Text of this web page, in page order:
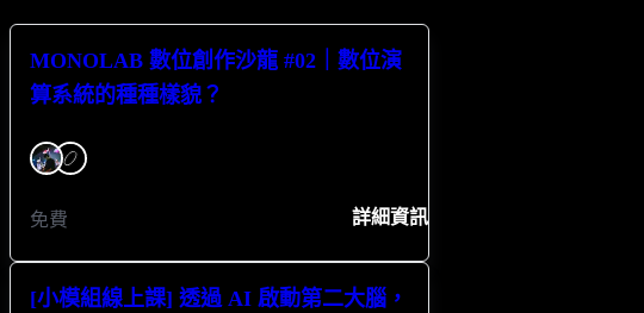
MONOLAB 數位創作沙龍 #02｜數位演
算系統的種種樣貌？
免費 詳細資訊
[小模組線上課] 透過 AI 啟動第二大腦，